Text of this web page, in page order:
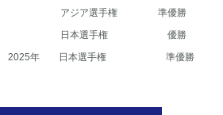
アジア選手権 準優勝
日本選手権 優勝
2025年 日本選手権 準優勝